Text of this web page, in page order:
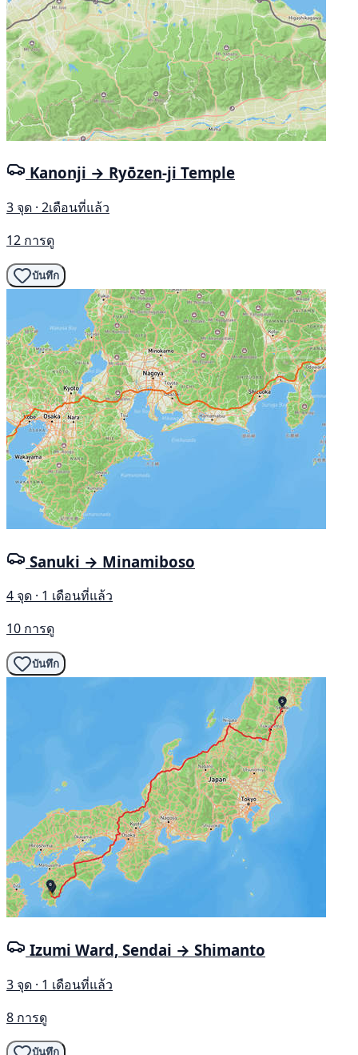
Kanonji → Ryōzen-ji Temple
3 จุด · 2เดือนที่แล้ว
12 การดู
บันทึก
Sanuki → Minamiboso
4 จุด · 1 เดือนที่แล้ว
10 การดู
บันทึก
Izumi Ward, Sendai → Shimanto
3 จุด · 1 เดือนที่แล้ว
8 การดู
บันทึก